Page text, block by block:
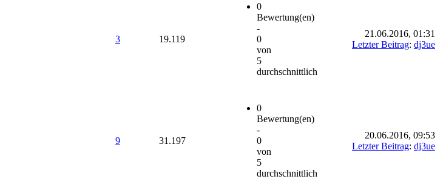
3 19.119
0
Bewertung(en)
-
0
von
5
durchschnittlich
21.06.2016, 01:31
Letzter Beitrag: dj3ue
9 31.197
0
Bewertung(en)
-
0
von
5
durchschnittlich
20.06.2016, 09:53
Letzter Beitrag: dj3ue